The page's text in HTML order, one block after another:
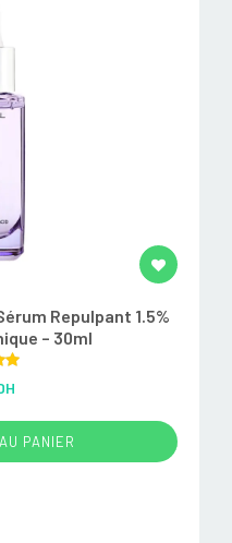
Repulpant 1.5%
– 30ml
5
PANIER